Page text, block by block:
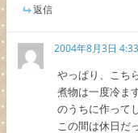
返信
2004年8月3日
やっぱり、こち
煮物は一度冷ま
のうちに作って
この間は休日だ